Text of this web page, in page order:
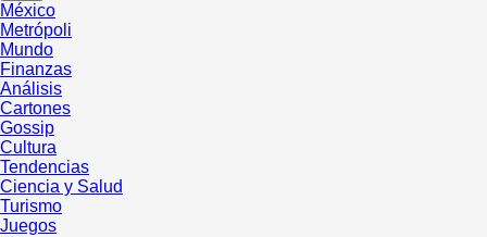
México
Metrópoli
Mundo
Finanzas
Análisis
Cartones
Gossip
Cultura
Tendencias
Ciencia y Salud
Turismo
Juegos